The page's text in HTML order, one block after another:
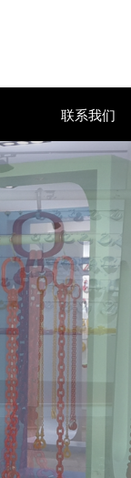
联系我们